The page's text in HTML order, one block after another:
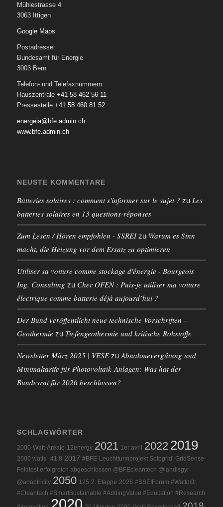
Mühlestrasse 4
3063 Ittigen
Google Maps
Postadresse:
Bundesamt für Energie
3003 Bern
Telefon- und Telefaxnummern:
Hauszentrale +41 58 462 56 11
Pressestelle +41 58 460 81 52
energeia@bfe.admin.ch
www.bfe.admin.ch
NEUSTE KOMMENTARE
Batteries solaires : comment s'informer sur le sujet ? zu Les
batteries solaires en 13 questions-réponses
Zum Lesen / Hören empfohlen - SSREIzu Warum es Sinn
macht, die Heizung vor dem Ersatz zu optimieren
Utiliser sa voiture comme stockage d'énergie - Bourgeois
Ing. Consulting zu Cher OFEN : Puis-je utiliser ma voiture
électrique comme batterie déjà aujourd’hui ?
Der Bund veröffentlicht neue technische Vorschriften –
Geothermie zu Tiefengeothermie und kritische Rohstoffe
Newsletter März 2025 | VESEzu Abnahmevergütung und
Minimaltarife für Photovoltaik-Anlagen: Was hat der
Bundesrat für 2026 beschlossen?
SCHLAGWÖRTER
2000-Watt-Areale 12energy 2021 1er avril 2022 2019
2000 watts -41.8 2017 #BFE-Leuchtturmprojekt Sologrid: GridSense-
Feldtest erfolgreich abgeschlossen @BFEcleantech @landisgyr
@adaptricity 2050 125 2. Etappe 2026 #SSEIForum #WattdOr
#Cleantech #SmartSustainable #AddingValue #Education #Research
2020